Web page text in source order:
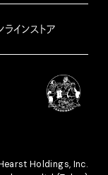
ラインストア
Holdings, Inc.